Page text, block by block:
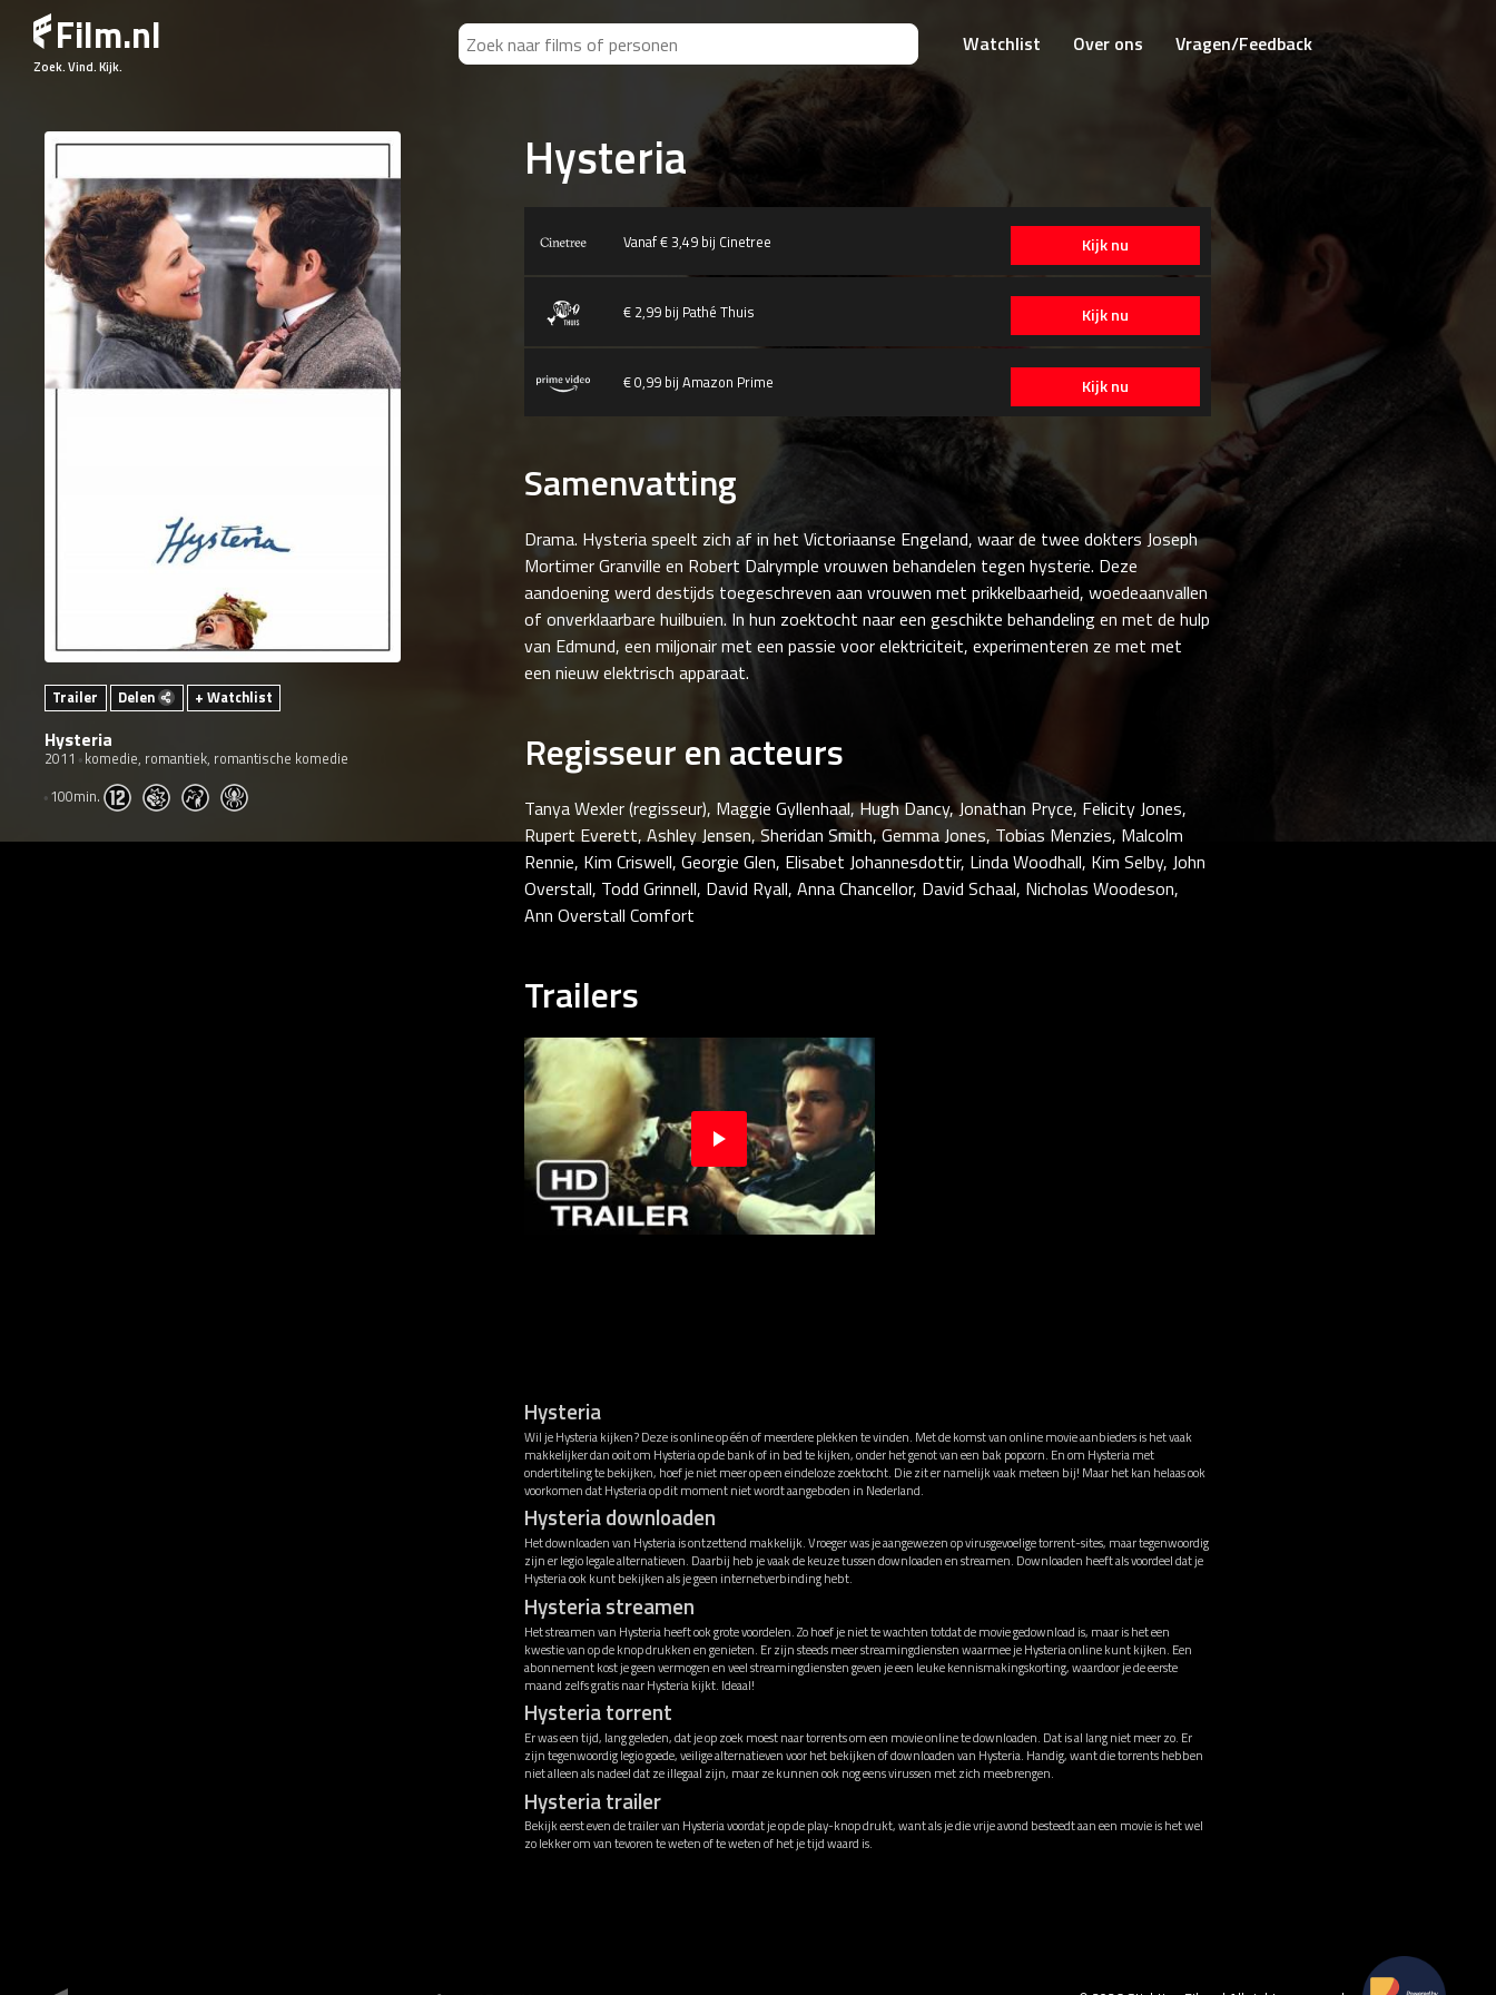
Film.nl
Zoek. Vind. Kijk.
Watchlist Over ons Vragen/Feedback
Trailer Delen + Watchlist
Hysteria
2011 komedie, romantiek, romantische komedie
100min.
Hysteria
Kijk nu
Vanaf € 3,49 bij Cinetree
Kijk nu
€ 2,99 bij Pathé Thuis
Kijk nu
€ 0,99 bij Amazon Prime
Samenvatting
Drama. Hysteria speelt zich af in het Victoriaanse Engeland, waar de twee dokters Joseph
Mortimer Granville en Robert Dalrymple vrouwen behandelen tegen hysterie. Deze
aandoening werd destijds toegeschreven aan vrouwen met prikkelbaarheid, woedeaanvallen
of onverklaarbare huilbuien. In hun zoektocht naar een geschikte behandeling en met de hulp
van Edmund, een miljonair met een passie voor elektriciteit, experimenteren ze met met
een nieuw elektrisch apparaat.
Regisseur en acteurs
Tanya Wexler (regisseur), Maggie Gyllenhaal, Hugh Dancy, Jonathan Pryce, Felicity Jones,
Rupert Everett, Ashley Jensen, Sheridan Smith, Gemma Jones, Tobias Menzies, Malcolm
Rennie, Kim Criswell, Georgie Glen, Elisabet Johannesdottir, Linda Woodhall, Kim Selby, John
Overstall, Todd Grinnell, David Ryall, Anna Chancellor, David Schaal, Nicholas Woodeson,
Ann Overstall Comfort
Trailers
Hysteria
Wil je Hysteria kijken? Deze is online op één of meerdere plekken te vinden. Met de komst van online movie aanbieders is het vaak
makkelijker dan ooit om Hysteria op de bank of in bed te kijken, onder het genot van een bak popcorn. En om Hysteria met
ondertiteling te bekijken, hoef je niet meer op een eindeloze zoektocht. Die zit er namelijk vaak meteen bij! Maar het kan helaas ook
voorkomen dat Hysteria op dit moment niet wordt aangeboden in Nederland.
Hysteria downloaden
Het downloaden van Hysteria is ontzettend makkelijk. Vroeger was je aangewezen op virusgevoelige torrent-sites, maar tegenwoordig
zijn er legio legale alternatieven. Daarbij heb je vaak de keuze tussen downloaden en streamen. Downloaden heeft als voordeel dat je
Hysteria ook kunt bekijken als je geen internetverbinding hebt.
Hysteria streamen
Het streamen van Hysteria heeft ook grote voordelen. Zo hoef je niet te wachten totdat de movie gedownload is, maar is het een
kwestie van op de knop drukken en genieten. Er zijn steeds meer streamingdiensten waarmee je Hysteria online kunt kijken. Een
abonnement kost je geen vermogen en veel streamingdiensten geven je een leuke kennismakingskorting, waardoor je de eerste
maand zelfs gratis naar Hysteria kijkt. Ideaal!
Hysteria torrent
Er was een tijd, lang geleden, dat je op zoek moest naar torrents om een movie online te downloaden. Dat is al lang niet meer zo. Er
zijn tegenwoordig legio goede, veilige alternatieven voor het bekijken of downloaden van Hysteria. Handig, want die torrents hebben
niet alleen als nadeel dat ze illegaal zijn, maar ze kunnen ook nog eens virussen met zich meebrengen.
Hysteria trailer
Bekijk eerst even de trailer van Hysteria voordat je op de play-knop drukt, want als je die vrije avond besteedt aan een movie is het wel
zo lekker om van tevoren te weten of te weten of het je tijd waard is.